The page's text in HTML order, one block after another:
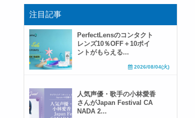
注目記事
PerfectLensのコンタクト
レンズ10％OFF＋10ポイ
ントがもらえる...
2026/08/04(火)
人気声優・歌手の小林愛香
さんがJapan Festival CA
NADA 2...